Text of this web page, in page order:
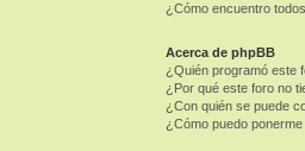
¿Cómo encuentro
Acerca de phpBB
¿Quién programó este
¿Por qué este foro no
¿Con quién se puede
¿Cómo puedo